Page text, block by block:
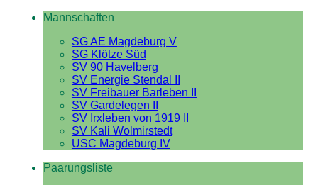
Mannschaften
SG AE Magdeburg V
SG Klötze Süd
SV 90 Havelberg
SV Energie Stendal II
SV Freibauer Barleben II
SV Gardelegen II
SV Irxleben von 1919 II
SV Kali Wolmirstedt
USC Magdeburg IV
Paarungsliste